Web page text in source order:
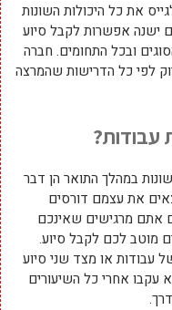
את כל היכולות השונות
ישנה אפשרות לקבל סיוע
ובכל התחומים. חברה
לפי כל הדרישות שהמרצה
עבודות?
במהלך התואר הן דבר
את עצמם דורסים
אתם מרגישים שאינכם
מוטב לכם לקבל סיוע.
עבודות או מצד שני סיוע
עקבו אחרי כל השיעורים